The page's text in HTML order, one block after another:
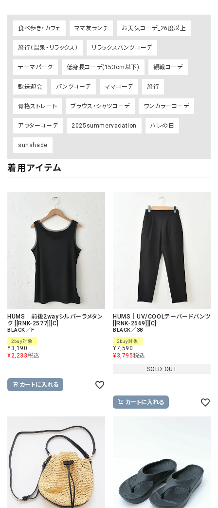
食べ歩き・カフェ ママ友ランチ お天気コーデ_26度以上
旅行（温泉・リラックス） リラックスパンツコーデ
テーマパーク 低身長コーデ(153cm以下) 観戦コーデ
歓送迎会 パンツコーデ ママコーデ 旅行
骨格ストレート ブラウス・シャツコーデ ワンカラーコーデ
アウターコーデ 2025summervacation ハレの日
sunshade
着用アイテム
HUMS｜前後2wayシルバーラメタン
ク [[RNK-2577]][C]
BLACK／F
2buy対象
¥3,190
¥2,233税込
カートに入れる
HUMS｜UV/COOLテーパードパンツ
[[RNK-2569]][C]
BLACK／38
2buy対象
¥7,590
¥3,795税込
SOLD OUT
カートに入れる